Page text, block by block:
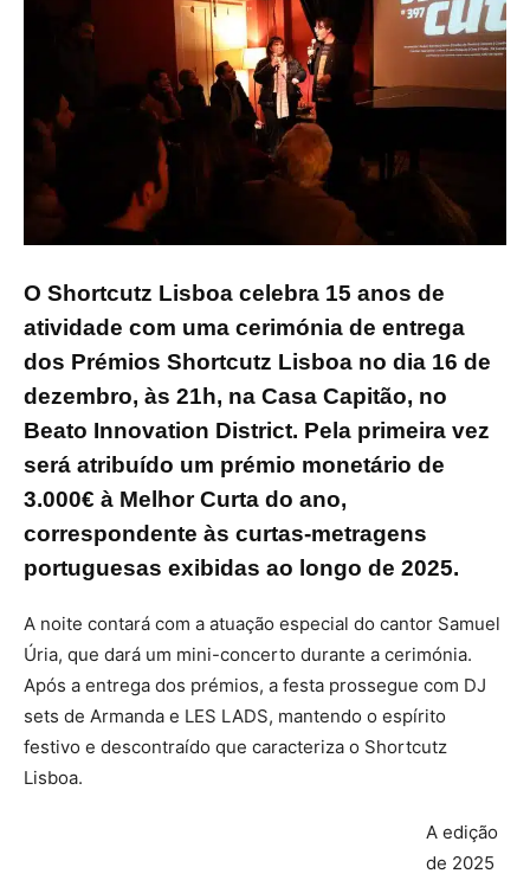
O Shortcutz Lisboa celebra 15 anos de
atividade com uma cerimónia de entrega
dos Prémios Shortcutz Lisboa no dia 16 de
dezembro, às 21h, na Casa Capitão, no
Beato Innovation District. Pela primeira vez
será atribuído um prémio monetário de
3.000€ à Melhor Curta do ano,
correspondente às curtas-metragens
portuguesas exibidas ao longo de 2025.
A noite contará com a atuação especial do cantor Samuel
Úria, que dará um mini-concerto durante a cerimónia.
Após a entrega dos prémios, a festa prossegue com DJ
sets de Armanda e LES LADS, mantendo o espírito
festivo e descontraído que caracteriza o Shortcutz
Lisboa.
A edição
de 2025